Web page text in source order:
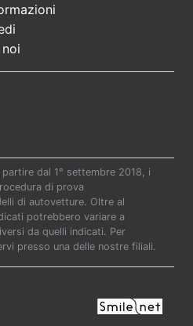
dal 1° settembre 2018, i
di prova
di autovetture. Oltre al
potrebbero variare a
da quelli indicati. Per
presso una delle nostre filiali.